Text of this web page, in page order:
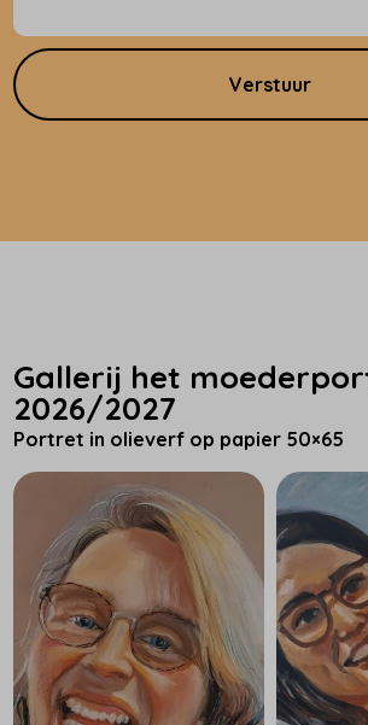
Verstuur
Gallerij het
2026/2027
Portret in olieverf op papier 50×65